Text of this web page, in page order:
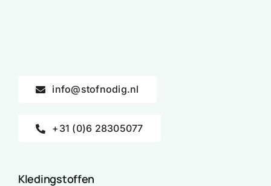
info@stofnodig.nl
+31 (0)6 28305077
Kledingstoffen